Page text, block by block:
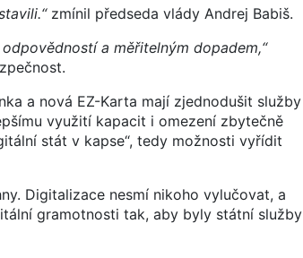
zmínil předseda vlády Andrej Babiš.
a měřitelným dopadem,“
a nová EZ-Karta mají zjednodušit služby
využití kapacit i omezení zbytečně
stát v kapse“, tedy možnosti vyřídit
Digitalizace nesmí nikoho vylučovat, a
gramotnosti tak, aby byly státní služby